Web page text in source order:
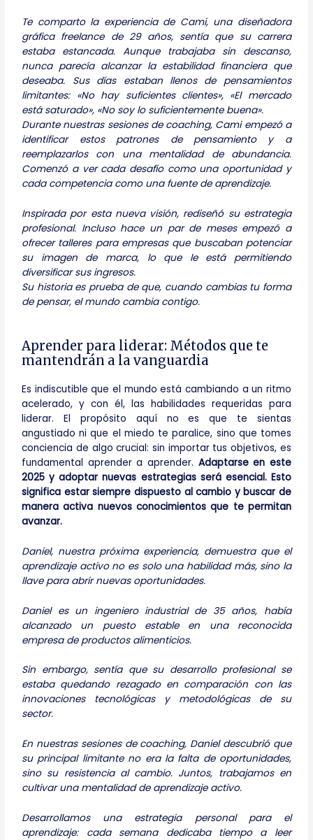
Te comparto la experiencia de Cami, una diseñadora
gráfica freelance de 29 años, sentía que su carrera
estaba estancada. Aunque trabajaba sin descanso,
nunca parecía alcanzar la estabilidad financiera que
deseaba. Sus días estaban llenos de pensamientos
limitantes: «No hay suficientes clientes», «El mercado
está saturado», «No soy lo suficientemente buena».
Durante nuestras sesiones de coaching, Cami empezó a
identificar estos patrones de pensamiento y a
reemplazarlos con una mentalidad de abundancia.
Comenzó a ver cada desafío como una oportunidad y
cada competencia como una fuente de aprendizaje.
Inspirada por esta nueva visión, rediseñó su estrategia
profesional. Incluso hace un par de meses empezó a
ofrecer talleres para empresas que buscaban potenciar
su imagen de marca, lo que le está permitiendo
diversificar sus ingresos.
Su historia es prueba de que, cuando cambias tu forma
de pensar, el mundo cambia contigo.
Aprender para liderar: Métodos que te
mantendrán a la vanguardia
Es indiscutible que el mundo está cambiando a un ritmo
acelerado, y con él, las habilidades requeridas para
liderar. El propósito aquí no es que te sientas
angustiado ni que el miedo te paralice, sino que tomes
conciencia de algo crucial: sin importar tus objetivos, es
fundamental aprender a aprender. Adaptarse en este
2025 y adoptar nuevas estrategias será esencial. Esto
significa estar siempre dispuesto al cambio y buscar de
manera activa nuevos conocimientos que te permitan
avanzar.
Daniel, nuestra próxima experiencia, demuestra que el
aprendizaje activo no es solo una habilidad más, sino la
llave para abrir nuevas oportunidades.
Daniel es un ingeniero industrial de 35 años, había
alcanzado un puesto estable en una reconocida
empresa de productos alimenticios.
Sin embargo, sentía que su desarrollo profesional se
estaba quedando rezagado en comparación con las
innovaciones tecnológicas y metodológicas de su
sector.
En nuestras sesiones de coaching, Daniel descubrió que
su principal limitante no era la falta de oportunidades,
sino su resistencia al cambio. Juntos, trabajamos en
cultivar una mentalidad de aprendizaje activo.
Desarrollamos una estrategia personal para el
aprendizaje: cada semana dedicaba tiempo a leer